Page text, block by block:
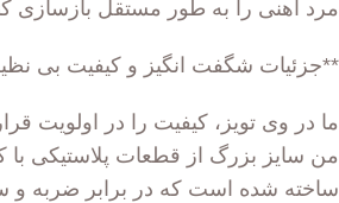
مرد آهنی را به طور مستقل بازسازی
**جزئیات شگفت انگیز و کیفیت بی
ما در وی تویز، کیفیت را در اولویت
من سایز بزرگ از قطعات پلاستیکی با
ساخته شده است که در برابر ضربه و